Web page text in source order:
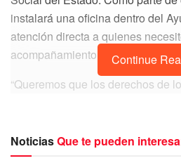
instalará una oficina dentro del
atención directa a quienes
acompañamiento legal en
“Queremos que los derechos de
puedan ser atendidos de manera
expresó el presidente municipal
Continue
NoticiasQue te pueden